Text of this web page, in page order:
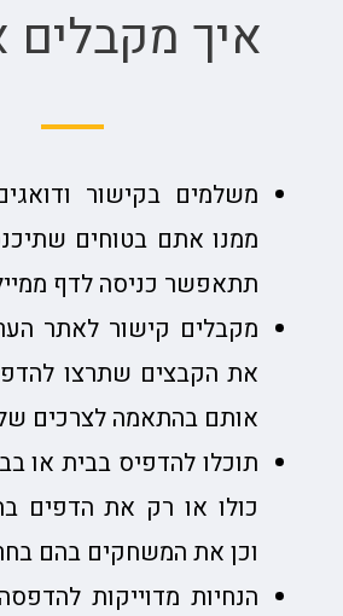
איך מקבלים
משלמים בקישור
ממנו אתם בטוחים
תתאפשר כניסה לדף
מקבלים קישור לאתר
את הקבצים שתרצו
אותם בהתאמה לצרכים
תוכלו להדפיס בבית או
כולו או רק את הדפים
וכן את המשחקים בהם
הנחיות מדוייקות